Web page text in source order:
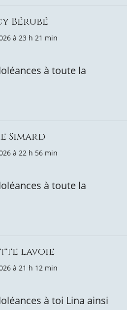
Bérubé
à 23 h 21 min
à toute la
Simard
à 22 h 56 min
à toute la
lavoie
à 21 h 12 min
à toi Lina ainsi